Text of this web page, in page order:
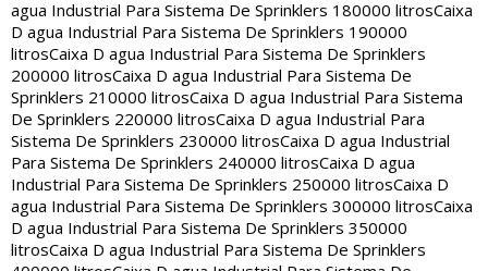
agua Industrial Para Sistema De Sprinklers 180000 litrosCaixa
D agua Industrial Para Sistema De Sprinklers 190000
litrosCaixa D agua Industrial Para Sistema De Sprinklers
200000 litrosCaixa D agua Industrial Para Sistema De
Sprinklers 210000 litrosCaixa D agua Industrial Para Sistema
De Sprinklers 220000 litrosCaixa D agua Industrial Para
Sistema De Sprinklers 230000 litrosCaixa D agua Industrial
Para Sistema De Sprinklers 240000 litrosCaixa D agua
Industrial Para Sistema De Sprinklers 250000 litrosCaixa D
agua Industrial Para Sistema De Sprinklers 300000 litrosCaixa
D agua Industrial Para Sistema De Sprinklers 350000
litrosCaixa D agua Industrial Para Sistema De Sprinklers